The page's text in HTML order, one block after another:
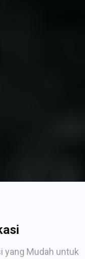
yang Mudah untuk